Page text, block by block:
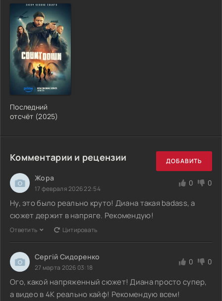
Последний
отсчёт (2025)
Комментарии и рецензии ДОБАВИТЬ
Жора
17 февраля 2026 22:54
0 0
Ну, это было реально круто! Диана такая badass, а
сюжет держит в напряге. Рекомендую!
Ответить Цитировать
Сергій Сидоренко
27 марта 2026 03:18
0 0
Ого, какой напряженный сюжет! Диана просто супер,
а видео в 4K реально кайф! Рекомендую всем!